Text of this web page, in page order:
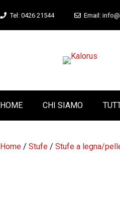
Tel: 0426 21544 Email:
HOME CHI SIAMO
Home / Stufe / Stufe a legna/